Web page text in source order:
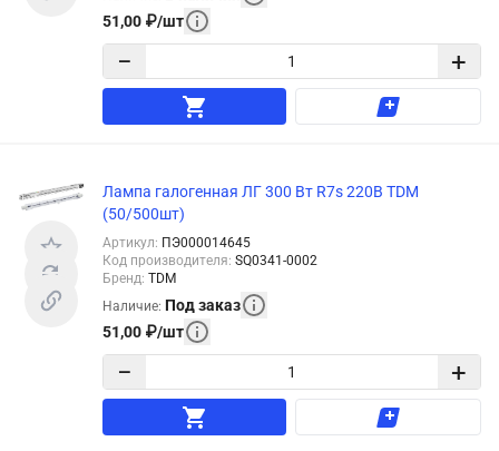
51,00 ₽/шт
− +
Лампа галогенная ЛГ 300 Вт R7s 220В TDM
(50/500шт)
Артикул: ПЭ000014645
Код производителя: SQ0341-0002
Бренд: TDM
Наличие: Под заказ
51,00 ₽/шт
− +